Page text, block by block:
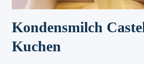
Kondensmilch
Kuchen